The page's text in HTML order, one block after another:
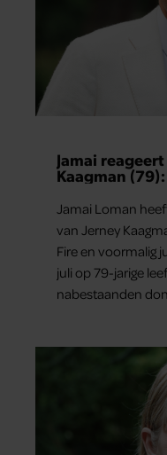
Jamai
Kaagman
Jamai Loman
van Jerney
Fire en voormalig
juli op 79-jarige
nabestaanden